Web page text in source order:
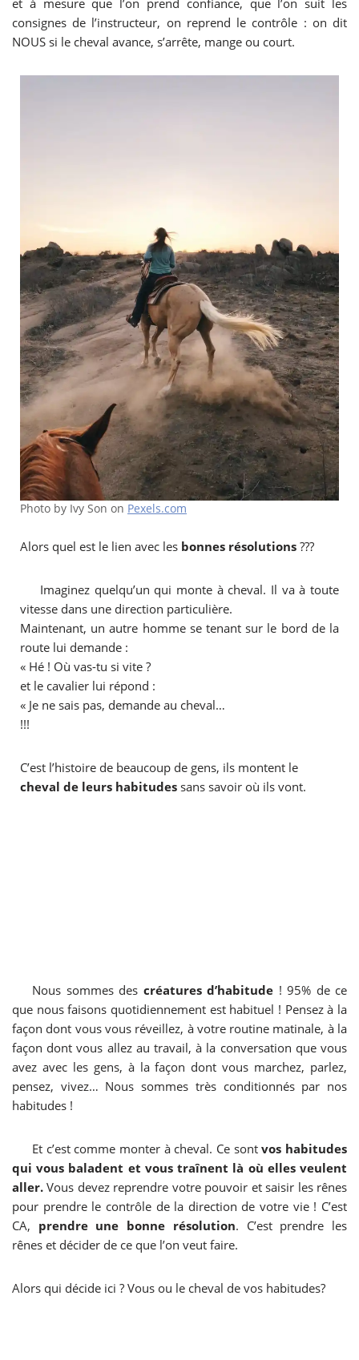
et à mesure que l’on prend confiance, que l’on suit les
consignes de l’instructeur, on reprend le contrôle : on dit
NOUS si le cheval avance, s’arrête, mange ou court.
Photo by Ivy Son on Pexels.com
Alors quel est le lien avec les bonnes résolutions ???
Imaginez quelqu’un qui monte à cheval. Il va à toute
vitesse dans une direction particulière.
Maintenant, un autre homme se tenant sur le bord de la
route lui demande :
« Hé ! Où vas-tu si vite ?
et le cavalier lui répond :
« Je ne sais pas, demande au cheval…
!!!
C’est l’histoire de beaucoup de gens, ils montent le
cheval de leurs habitudes sans savoir où ils vont.
Nous sommes des créatures d’habitude ! 95% de ce
que nous faisons quotidiennement est habituel ! Pensez à la
façon dont vous vous réveillez, à votre routine matinale, à la
façon dont vous allez au travail, à la conversation que vous
avez avec les gens, à la façon dont vous marchez, parlez,
pensez, vivez… Nous sommes très conditionnés par nos
habitudes !
Et c’est comme monter à cheval. Ce sontvos habitudes
qui vous baladent et vous traînent là où elles veulent
aller. Vous devez reprendre votre pouvoir et saisir les rênes
pour prendre le contrôle de la direction de votre vie ! C’est
CA, prendre une bonne résolution. C’est prendre les
rênes et décider de ce que l’on veut faire.
Alors qui décide ici ? Vous ou le cheval de vos habitudes?